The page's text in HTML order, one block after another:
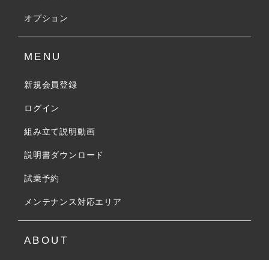
オプション
MENU
新規会員登録
ログイン
組み立て説明動画
説明書ダウンロード
試乗予約
メンテナンス対応エリア
ABOUT